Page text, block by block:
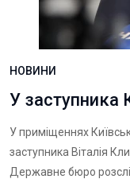
НОВИНИ
У заступника
У приміщеннях
заступника Віталія
Державне бюро